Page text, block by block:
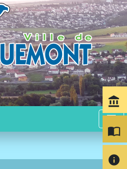
menu
account_balance
import_contacts
info